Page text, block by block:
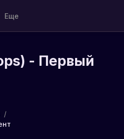
Еще
- Первый
/